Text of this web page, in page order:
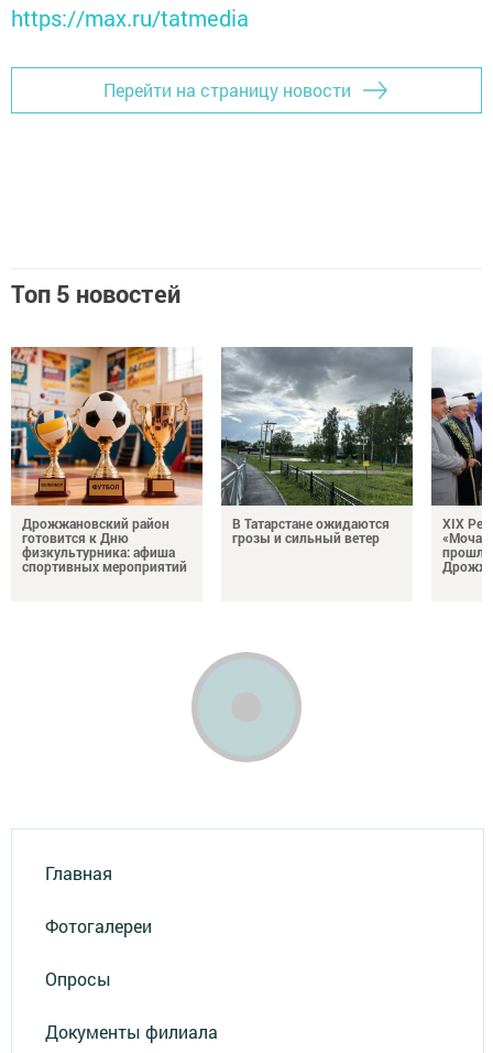
https://max.ru/tatmedia
Перейти на страницу новости
Топ 5 новостей
Дрожжановский район
готовится к Дню
физкультурника: афиша
спортивных мероприятий
В Татарстане ожидаются
грозы и сильный ветер
XIX
Главная
Фотогалереи
Опросы
Документы филиала